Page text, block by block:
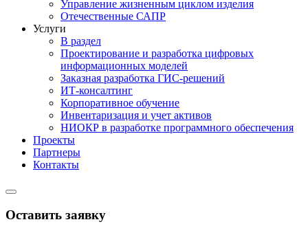
Управление жизненным циклом изделия
Отечественные САПР
Услуги
В раздел
Проектирование и разработка цифровых
информационных моделей
Заказная разработка ГИС‑решений
ИТ-консалтинг
Корпоративное обучение
Инвентаризация и учет активов
НИОКР в разработке программного обеспечения
Проекты
Партнеры
Контакты
Оставить заявку